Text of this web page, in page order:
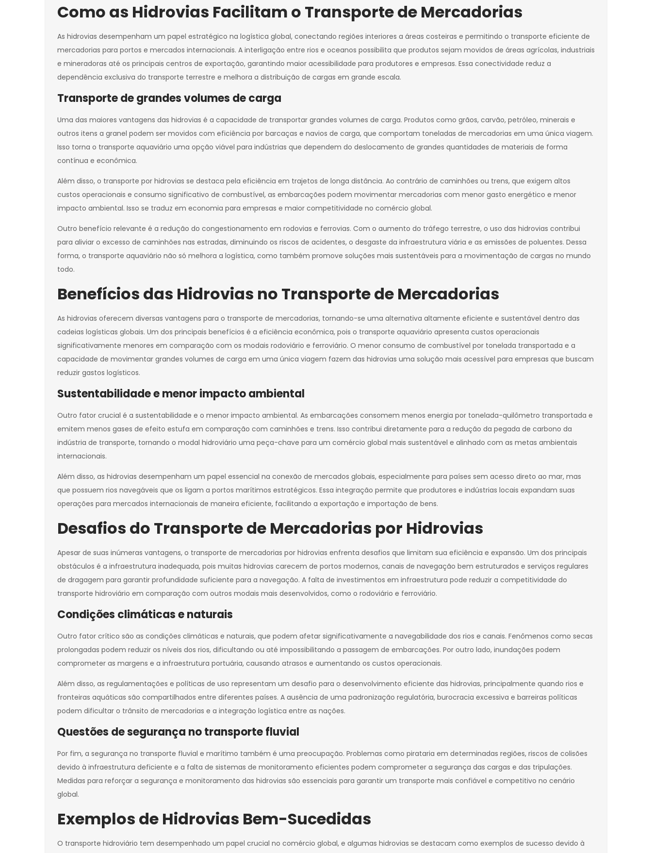
Como as Hidrovias Facilitam o Transporte de Mercadorias
As hidrovias desempenham um papel estratégico na logística global, conectando regiões interiores a áreas costeiras e permitindo o transporte eficiente de
mercadorias para portos e mercados internacionais. A interligação entre rios e oceanos possibilita que produtos sejam movidos de áreas agrícolas, industriais
e mineradoras até os principais centros de exportação, garantindo maior acessibilidade para produtores e empresas. Essa conectividade reduz a
dependência exclusiva do transporte terrestre e melhora a distribuição de cargas em grande escala.
Transporte de grandes volumes de carga
Uma das maiores vantagens das hidrovias é a capacidade de transportar grandes volumes de carga. Produtos como grãos, carvão, petróleo, minerais e
outros itens a granel podem ser movidos com eficiência por barcaças e navios de carga, que comportam toneladas de mercadorias em uma única viagem.
Isso torna o transporte aquaviário uma opção viável para indústrias que dependem do deslocamento de grandes quantidades de materiais de forma
contínua e econômica.
Além disso, o transporte por hidrovias se destaca pela eficiência em trajetos de longa distância. Ao contrário de caminhões ou trens, que exigem altos
custos operacionais e consumo significativo de combustível, as embarcações podem movimentar mercadorias com menor gasto energético e menor
impacto ambiental. Isso se traduz em economia para empresas e maior competitividade no comércio global.
Outro benefício relevante é a redução do congestionamento em rodovias e ferrovias. Com o aumento do tráfego terrestre, o uso das hidrovias contribui
para aliviar o excesso de caminhões nas estradas, diminuindo os riscos de acidentes, o desgaste da infraestrutura viária e as emissões de poluentes. Dessa
forma, o transporte aquaviário não só melhora a logística, como também promove soluções mais sustentáveis para a movimentação de cargas no mundo
todo.
Benefícios das Hidrovias no Transporte de Mercadorias
As hidrovias oferecem diversas vantagens para o transporte de mercadorias, tornando-se uma alternativa altamente eficiente e sustentável dentro das
cadeias logísticas globais. Um dos principais benefícios é a eficiência econômica, pois o transporte aquaviário apresenta custos operacionais
significativamente menores em comparação com os modais rodoviário e ferroviário. O menor consumo de combustível por tonelada transportada e a
capacidade de movimentar grandes volumes de carga em uma única viagem fazem das hidrovias uma solução mais acessível para empresas que buscam
reduzir gastos logísticos.
Sustentabilidade e menor impacto ambiental
Outro fator crucial é a sustentabilidade e o menor impacto ambiental. As embarcações consomem menos energia por tonelada-quilômetro transportada e
emitem menos gases de efeito estufa em comparação com caminhões e trens. Isso contribui diretamente para a redução da pegada de carbono da
indústria de transporte, tornando o modal hidroviário uma peça-chave para um comércio global mais sustentável e alinhado com as metas ambientais
internacionais.
Além disso, as hidrovias desempenham um papel essencial na conexão de mercados globais, especialmente para países sem acesso direto ao mar, mas
que possuem rios navegáveis que os ligam a portos marítimos estratégicos. Essa integração permite que produtores e indústrias locais expandam suas
operações para mercados internacionais de maneira eficiente, facilitando a exportação e importação de bens.
Desafios do Transporte de Mercadorias por Hidrovias
Apesar de suas inúmeras vantagens, o transporte de mercadorias por hidrovias enfrenta desafios que limitam sua eficiência e expansão. Um dos principais
obstáculos é a infraestrutura inadequada, pois muitas hidrovias carecem de portos modernos, canais de navegação bem estruturados e serviços regulares
de dragagem para garantir profundidade suficiente para a navegação. A falta de investimentos em infraestrutura pode reduzir a competitividade do
transporte hidroviário em comparação com outros modais mais desenvolvidos, como o rodoviário e ferroviário.
Condições climáticas e naturais
Outro fator crítico são as condições climáticas e naturais, que podem afetar significativamente a navegabilidade dos rios e canais. Fenômenos como secas
prolongadas podem reduzir os níveis dos rios, dificultando ou até impossibilitando a passagem de embarcações. Por outro lado, inundações podem
comprometer as margens e a infraestrutura portuária, causando atrasos e aumentando os custos operacionais.
Além disso, as regulamentações e políticas de uso representam um desafio para o desenvolvimento eficiente das hidrovias, principalmente quando rios e
fronteiras aquáticas são compartilhados entre diferentes países. A ausência de uma padronização regulatória, burocracia excessiva e barreiras políticas
podem dificultar o trânsito de mercadorias e a integração logística entre as nações.
Questões de segurança no transporte fluvial
Por fim, a segurança no transporte fluvial e marítimo também é uma preocupação. Problemas como pirataria em determinadas regiões, riscos de colisões
devido à infraestrutura deficiente e a falta de sistemas de monitoramento eficientes podem comprometer a segurança das cargas e das tripulações.
Medidas para reforçar a segurança e monitoramento das hidrovias são essenciais para garantir um transporte mais confiável e competitivo no cenário
global.
Exemplos de Hidrovias Bem-Sucedidas
O transporte hidroviário tem desempenhado um papel crucial no comércio global, e algumas hidrovias se destacam como exemplos de sucesso devido à